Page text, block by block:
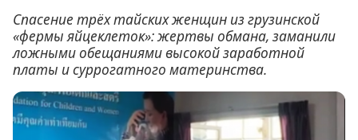
Спасение трёх тайских женщин из грузинской
«фермы яйцеклеток»: жертвы обмана, заманили
ложными обещаниями высокой заработной
платы и суррогатного материнства.